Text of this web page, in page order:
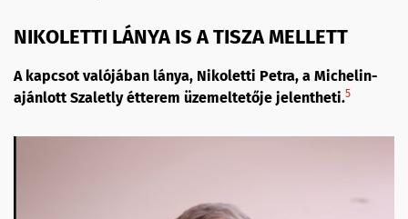
NIKOLETTI LÁNYA IS A TISZA MELLETT
A kapcsot valójában lánya, Nikoletti Petra, a Michelin-
ajánlott Szaletly étterem üzemeltetője jelentheti.5